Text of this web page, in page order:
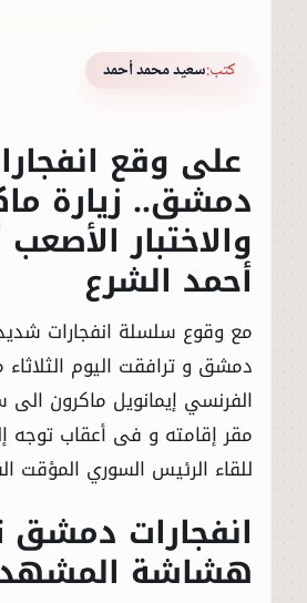
كتب:سعيد محمد أحمد
على وقع
دمشق.. زيارة
والاختبار
أحمد الشرع
مع وقوع سلسلة انفجارات
دمشق و ترافقت اليوم الثلاثاء
الفرنسي إيمانويل ماكرون الى
مقر إقامته و فى أعقاب
للقاء الرئيس السوري المؤقت
انفجارات
هشاشة المشهد